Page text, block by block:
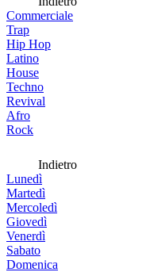
Commerciale
Trap
Hip Hop
Latino
House
Techno
Revival
Afro
Rock
Indietro
Lunedì
Martedì
Mercoledì
Giovedì
Venerdì
Sabato
Domenica